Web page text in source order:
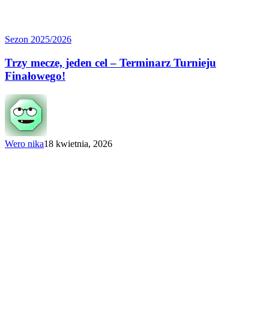
Trzy
jeden
cel
–
Terminarz
Turnieju
Finałowego!
Sezon 2025/2026
Trzy mecze, jeden cel – Terminarz Turnieju
Finałowego!
Wero nika18 kwietnia, 2026